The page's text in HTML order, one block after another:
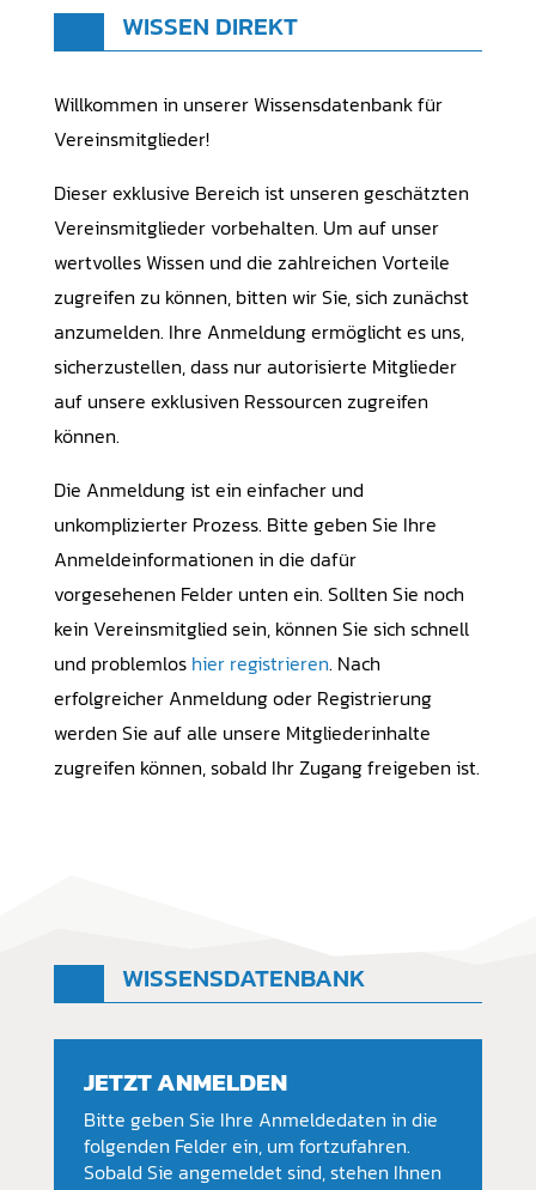
WISSEN DIREKT
Willkommen in unserer Wissensdatenbank für
Vereinsmitglieder!
Dieser exklusive Bereich ist unseren geschätzten
Vereinsmitglieder vorbehalten. Um auf unser
wertvolles Wissen und die zahlreichen Vorteile
zugreifen zu können, bitten wir Sie, sich zunächst
anzumelden. Ihre Anmeldung ermöglicht es uns,
sicherzustellen, dass nur autorisierte Mitglieder
auf unsere exklusiven Ressourcen zugreifen
können.
Die Anmeldung ist ein einfacher und
unkomplizierter Prozess. Bitte geben Sie Ihre
Anmeldeinformationen in die dafür
vorgesehenen Felder unten ein. Sollten Sie noch
kein Vereinsmitglied sein, können Sie sich schnell
und problemlos hier registrieren. Nach
erfolgreicher Anmeldung oder Registrierung
werden Sie auf alle unsere Mitgliederinhalte
zugreifen können, sobald Ihr Zugang freigeben ist.
WISSENSDATENBANK
JETZT ANMELDEN
Bitte geben Sie Ihre Anmeldedaten in die
folgenden Felder ein, um fortzufahren.
Sobald Sie angemeldet sind, stehen Ihnen